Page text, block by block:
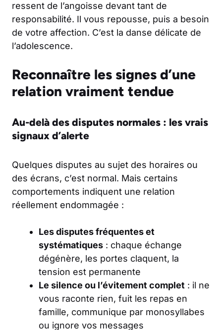
ressent de l’angoisse devant tant de
responsabilité. Il vous repousse, puis a besoin
de votre affection. C’est la danse délicate de
l’adolescence.
Reconnaître les signes d’une
relation vraiment tendue
Au-delà des disputes normales : les vrais
signaux d’alerte
Quelques disputes au sujet des horaires ou
des écrans, c’est normal. Mais certains
comportements indiquent une relation
réellement endommagée :
Les disputes fréquentes et
systématiques : chaque échange
dégénère, les portes claquent, la
tension est permanente
Le silence ou l’évitement complet : il ne
vous raconte rien, fuit les repas en
famille, communique par monosyllabes
ou ignore vos messages